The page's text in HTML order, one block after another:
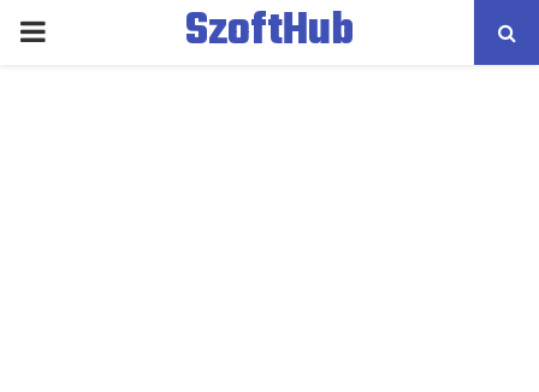
PRIMARY
SzoftHub